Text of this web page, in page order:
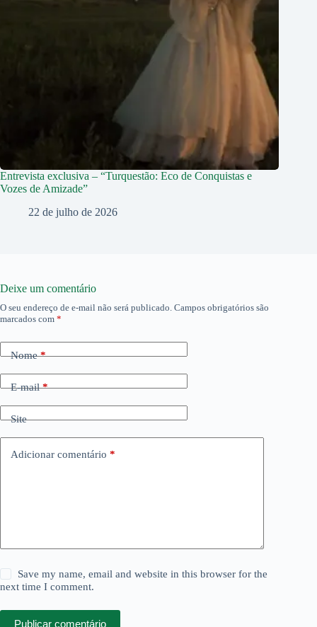
Entrevista exclusiva – “Turquestão: Eco de Conquistas e
Vozes de Amizade”
22 de julho de 2026
Deixe um comentário
O seu endereço de e-mail não será publicado. Campos obrigatórios são
marcados com *
Nome*
E-mail*
Site
Adicionar comentário *
Save my name, email and website in this browser for the
next time I comment.
Publicar comentário